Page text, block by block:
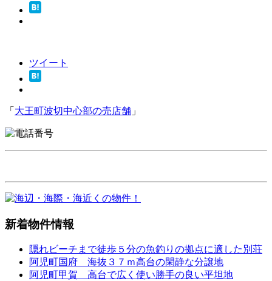
ツイート
「 大王町波切中心部の売店舗 」
新着物件情報
隠れビーチまで徒歩５分の魚釣りの拠点に適した別荘
阿児町国府 海抜３７ｍ高台の閑静な分譲地
阿児町甲賀 高台で広く使い勝手の良い平坦地